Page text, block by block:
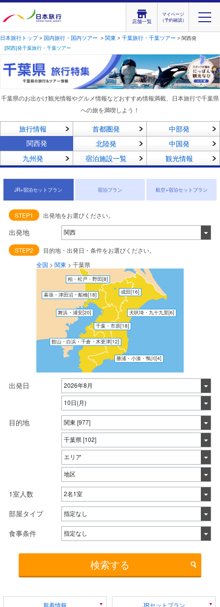
店舗一覧
マイページ
（予約確認）
日本旅行トップ> 国内旅行・国内ツアー > 関東 > 千葉旅行・千葉ツアー > 関西発
[関西]発千葉旅行・千葉ツアー
千葉県のお出かけ観光情報やグルメ情報などおすすめ情報満載、日本旅行で千葉県
への旅を満喫しよう！
旅行情報 首都圏発
中部発
関西発
北陸発
中国発
九州発
宿泊施設一覧 観光情報
JR+宿泊セットプラン 宿泊プラン 航空+宿泊セットプラン
STEP1 出発地をお選びください。
出発地
STEP2
目的地・出発日・条件をお選びください。
全国 > 関東 > 千葉県
柏・松戸・野田[8]
成田[16]
幕張・津田沼・船橋[18]
舞浜・浦安[20]
館山・白浜・千倉・木更津[12]
勝浦・小湊・鴨川[4]
犬吠埼・九十九里[6]
千葉・市原[18]
出発日
目的地
1室人数
部屋タイプ
食事条件
検索する
新着情報 JRセットプラン